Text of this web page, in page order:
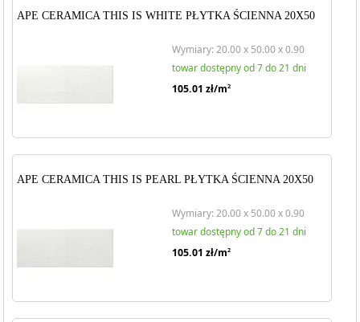
APE CERAMICA THIS IS WHITE PŁYTKA ŚCIENNA 20X50
Wymiary: 20.00 x 50.00 x 0.90
towar dostępny od 7 do 21 dni
105.01 zł/m2
APE CERAMICA THIS IS PEARL PŁYTKA ŚCIENNA 20X50
Wymiary: 20.00 x 50.00 x 0.90
towar dostępny od 7 do 21 dni
105.01 zł/m2